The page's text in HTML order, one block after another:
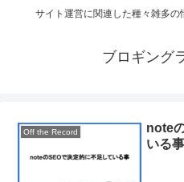
サイト運営に関連した種々雑多の
ブロギング
Off the Record
note
いる事